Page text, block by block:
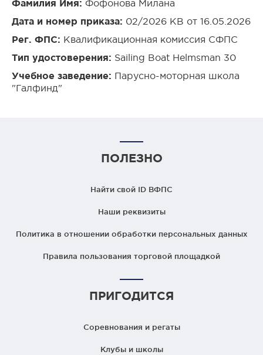
Фамилия Имя: Фофонова Милана
Дата и номер приказа: 02/2026 КВ от 16.05.2026
Рег. ФПС: Квалификационная комиссия СФПС
Тип удостоверения: Sailing Boat Helmsman 30
Учебное заведение: Парусно-моторная школа
"Галфинд"
ПОЛЕЗНО
Найти свой ID ВФПС
Наши реквизиты
Политика в отношении обработки персональных данных
Правила пользования торговой площадкой
ПРИГОДИТСЯ
Соревнования и регаты
Клубы и школы